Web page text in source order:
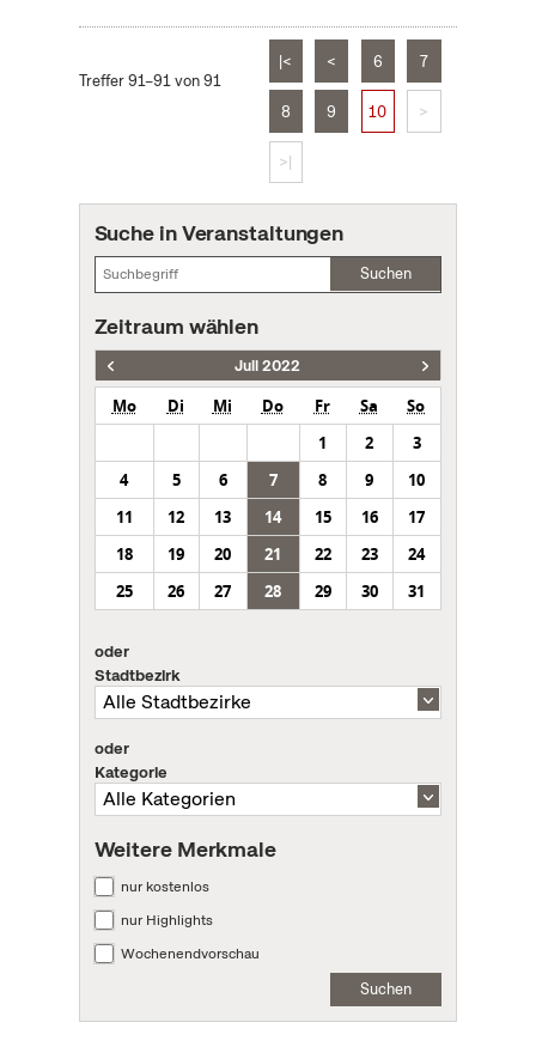
Treffer 91–91 von 91
|< < 6 7
8 9 10 >
>|
Suche in Veranstaltungen
Suchen
Zeitraum wählen
Juli 2022
Mo Di Mi Do Fr Sa
So
1
2
3
4
5 6 7 8 9
10
11
12 13 14 15 16
17
18
19 20 21 22 23
24
25
26 27 28 29 30 31
oder
Stadtbezirk
oder
Kategorie
Weitere Merkmale
nur kostenlos
nur Highlights
Wochenendvorschau
Suchen